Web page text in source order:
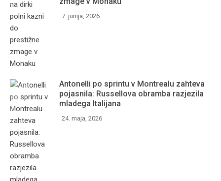
7. junija, 2026
Antonelli po sprintu v Montrealu zahteva
pojasnila: Russellova obramba razjezila
mladega Italijana
24. maja, 2026